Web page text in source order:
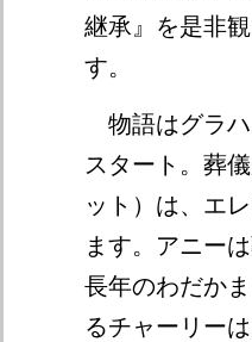
継承』を是非
す。
物語はグラハ
スタート。葬
ット）は、エ
ます。アニー
長年のわだか
るチャーリー